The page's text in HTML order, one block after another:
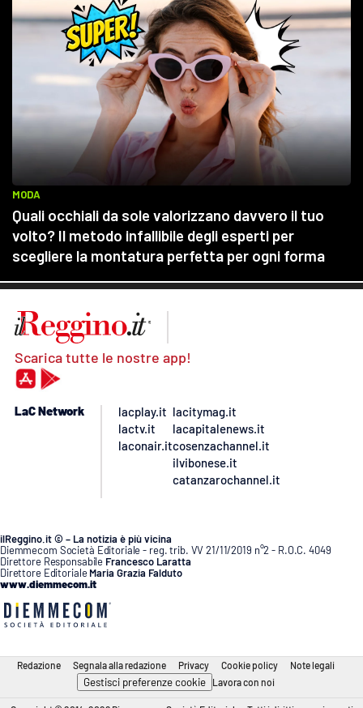
Scarica tutte le nostre app!
LaC Network
lacplay.it
lactv.it
laconair.it
lacitymag.it
lacapitalenews.it
cosenzachannel.it
ilvibonese.it
catanzarochannel.it
ilReggino.it © – La notizia è più vicina
Diemmecom Società Editoriale - reg. trib. VV 21/11/2019 n°2 - R.O.C. 4049
Direttore Responsabile Francesco Laratta
Direttore Editoriale Maria Grazia Falduto
www.diemmecom.it
Redazione Segnala alla redazione Privacy Cookie policy Note legali
Gestisci preferenze cookie Lavora con noi